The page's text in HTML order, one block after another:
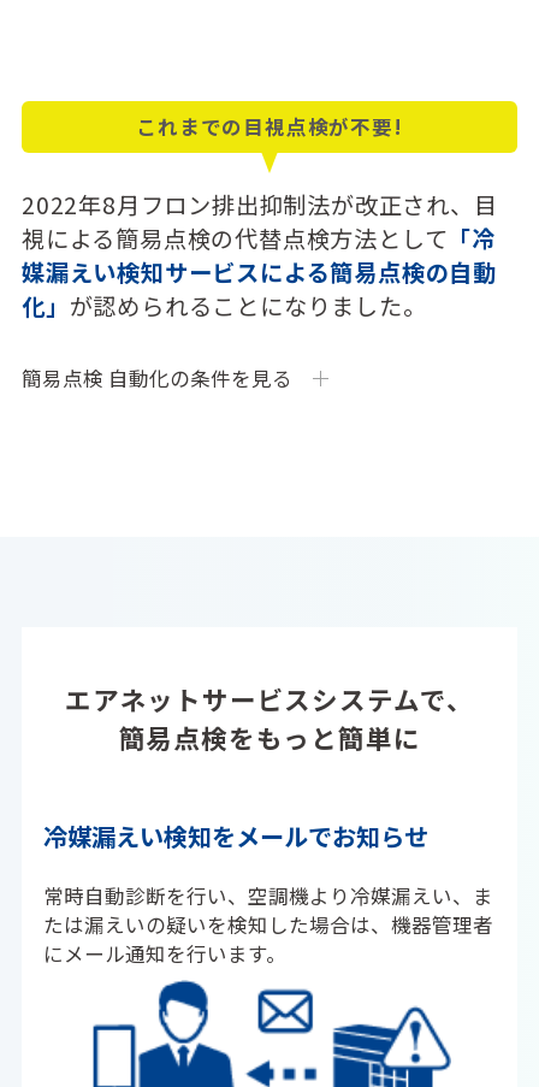
これまでの目視点検が不要!
2022年8月フロン排出抑制法が改正され、目
視による簡易点検の代替点検方法として 「冷
媒漏えい検知サービスによる簡易点検の自動
化」 が認められることになりました。
簡易点検 自動化の条件を見る
エアネットサービスシステムで、
簡易点検をもっと簡単に
冷媒漏えい検知をメールでお知らせ
常時自動診断を行い、空調機より冷媒漏えい、ま
たは漏えいの疑いを検知した場合は、機器管理者
にメール通知を行います。